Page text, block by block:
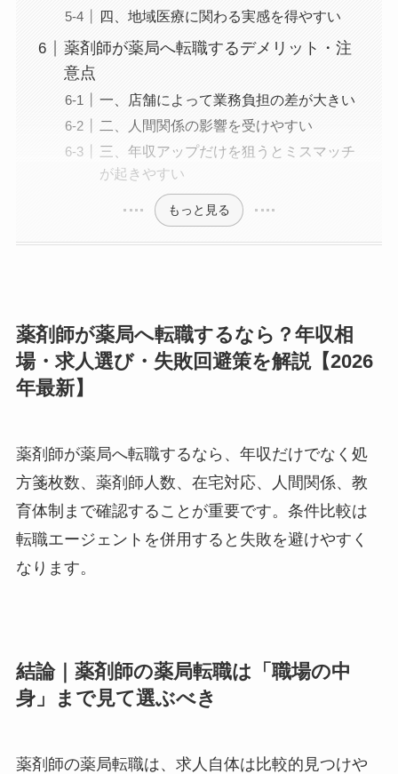
四、地域医療に関わる実感を得やすい
薬剤師が薬局へ転職するデメリット・注
意点
一、店舗によって業務負担の差が大きい
二、人間関係の影響を受けやすい
三、年収アップだけを狙うとミスマッチ
が起きやすい
もっと見る
薬剤師が薬局へ転職するなら？年収相
場・求人選び・失敗回避策を解説【2026
年最新】
薬剤師が薬局へ転職するなら、年収だけでなく処
方箋枚数、薬剤師人数、在宅対応、人間関係、教
育体制まで確認することが重要です。条件比較は
転職エージェントを併用すると失敗を避けやすく
なります。
結論｜薬剤師の薬局転職は「職場の中
身」まで見て選ぶべき
薬剤師の薬局転職は、求人自体は比較的見つけや